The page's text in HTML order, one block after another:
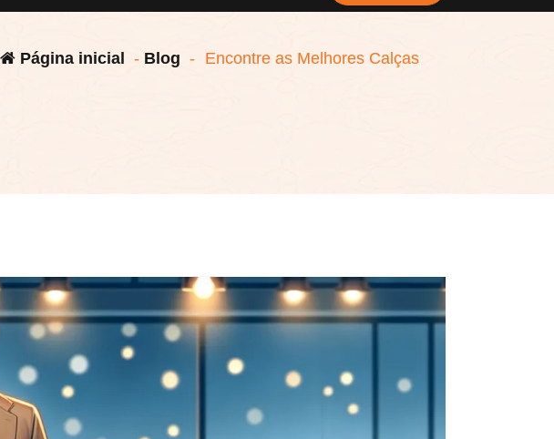
Página inicial - Blog - Encontre as Melhores Calças